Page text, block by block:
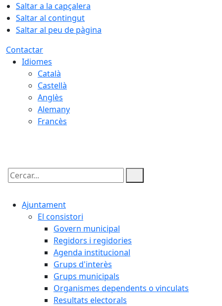
Saltar a la capçalera
Saltar al contingut
Saltar al peu de pàgina
Contactar
Idiomes
Català
Castellà
Anglès
Alemany
Francès
Cercar:
Ajuntament
El consistori
Govern municipal
Regidors i regidories
Agenda institucional
Grups d'interès
Grups municipals
Organismes dependents o vinculats
Resultats electorals